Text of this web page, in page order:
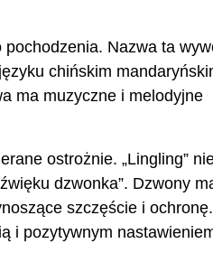
Nazwa ta
chińskim
ma muzyczne i melodyjne
ostrożnie. „Lingling”
dzwonka”. Dzwony
szczęście i ochronę.
i pozytywnym